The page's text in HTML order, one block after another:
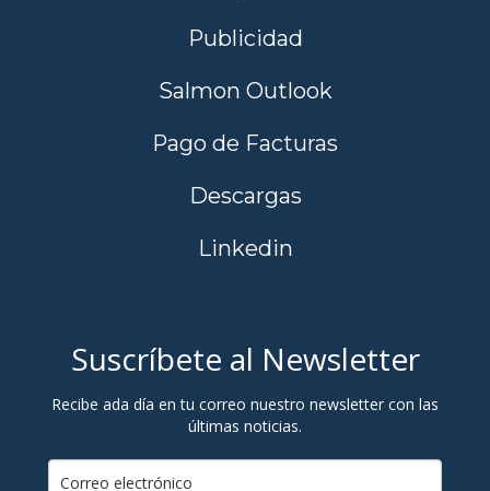
Publicidad
Salmon Outlook
Pago de Facturas
Descargas
Linkedin
Suscríbete al Newsletter
Recibe ada día en tu correo nuestro newsletter con las
últimas noticias.